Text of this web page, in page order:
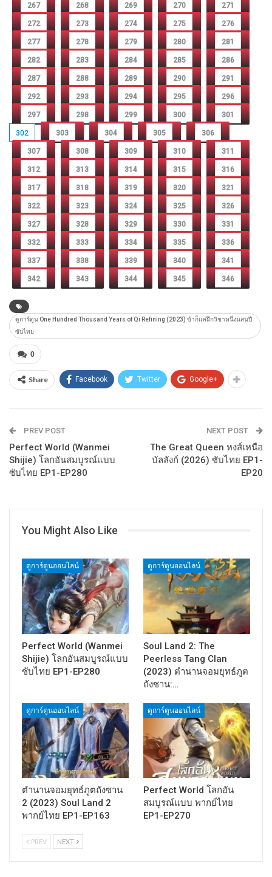
267 268 269 270 271
272 273 274 275 276
277 278 279 280 281
282 283 284 285 286
287 288 289 290 291
292 293 294 295 296
297 298 299 300 301
302 303 304 305 306
307 308 309 310 311
312 313 314 315 316
317 318 319 320 321
322 323 324 325 326
327 328 329 330 331
332 333 334 335 336
337 338 339 340 341
342 343 344 345 346
ดูการ์ตูน One Hundred Thousand Years of Qi Refining (2023) ข้าก็แค่ฝึกวิชาหนึ่งแสนปี
ซับไทย
0
Share Facebook Twitter Google+
PREV POST
Perfect World (Wanmei
Shijie) โลกอันสมบูรณ์แบบ
ซับไทย EP1-EP280
NEXT POST
The Great Queen หงส์เหนือ
บัลลังก์ (2026) ซับไทย EP1-
EP20
You Might Also Like
ดูการ์ตูนออนไลน์
Perfect World (Wanmei
Shijie) โลกอันสมบูรณ์แบบ
ซับไทย EP1-EP280
ดูการ์ตูนออนไลน์
Soul Land 2: The
Peerless Tang Clan
(2023) ตำนานจอมยุทธ์ภูต
ถังซาน:…
ดูการ์ตูนออนไลน์
ตำนานจอมยุทธ์ภูตถังซาน
2 (2023) Soul Land 2
พากย์ไทย EP1-EP163
ดูการ์ตูนออนไลน์
Perfect World โลกอัน
สมบูรณ์แบบ พากย์ไทย
EP1-EP270
PREV NEXT